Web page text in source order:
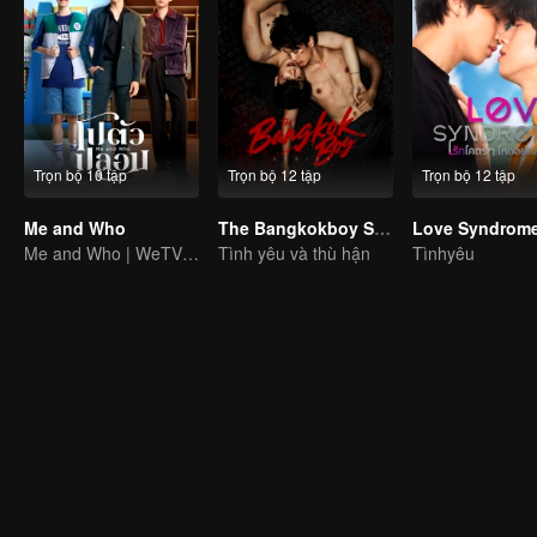
Trọn bộ 10 tập
Me and Who
Me and Who | WeTV Original
Trọn bộ 12 tập
The Bangkokboy Series
Tình yêu và thù hận
Trọn bộ 12 tập
Love
Tìnhyêu